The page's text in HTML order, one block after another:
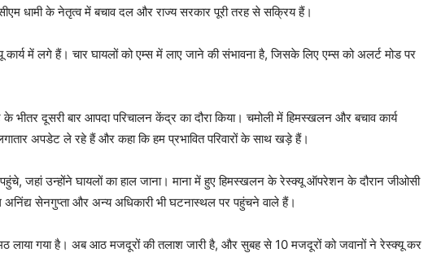
धामी के नेतृत्व में बचाव दल और राज्य सरकार पूरी तरह से सक्रिय हैं।
कार्य में लगे हैं। चार घायलों को एम्स में लाए जाने की संभावना है, जिसके लिए एम्स को अलर्ट मोड पर
भीतर दूसरी बार आपदा परिचालन केंद्र का दौरा किया। चमोली में हिमस्खलन और बचाव कार्य
अपडेट ले रहे हैं और कहा कि हम प्रभावित परिवारों के साथ खड़े हैं।
जहां उन्होंने घायलों का हाल जाना। माना में हुए हिमस्खलन के रेस्क्यू ऑपरेशन के दौरान जीओसी
सेनगुप्ता और अन्य अधिकारी भी घटनास्थल पर पहुंचने वाले हैं।
लाया गया है। अब आठ मजदूरों की तलाश जारी है, और सुबह से 10 मजदूरों को जवानों ने रेस्क्यू कर